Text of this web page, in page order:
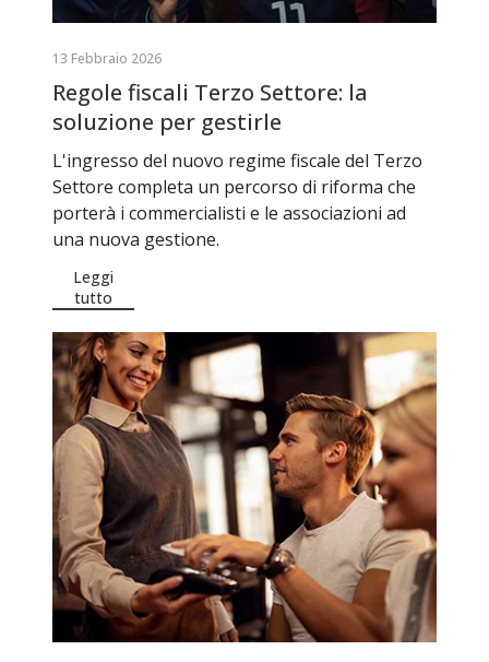
13 Febbraio 2026
Regole fiscali Terzo Settore: la
soluzione per gestirle
L'ingresso del nuovo regime fiscale del Terzo
Settore completa un percorso di riforma che
porterà i commercialisti e le associazioni ad
una nuova gestione.
Leggi
tutto